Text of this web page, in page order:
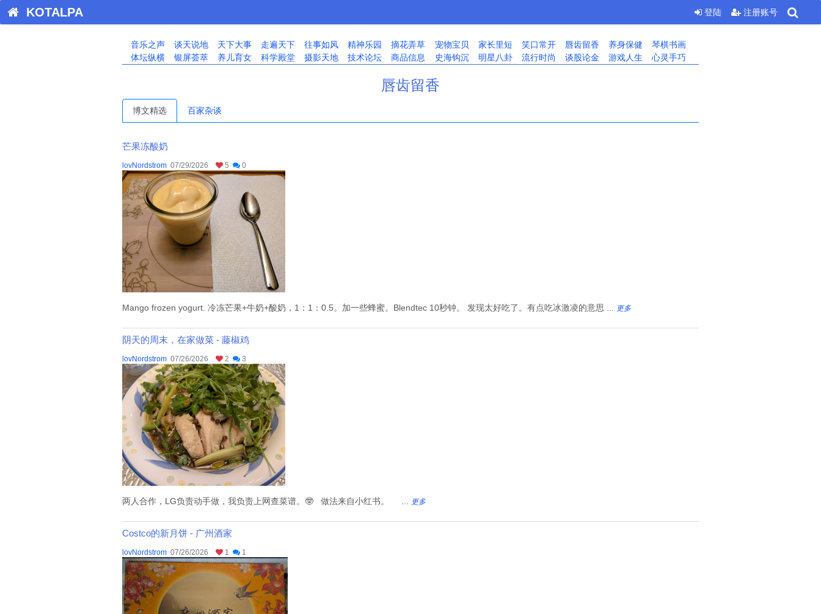
KOTALPA 登陆 注册账号
音乐之声 谈天说地 天下大事 走遍天下 往事如风 精神乐园 摘花弄草 宠物宝贝 家长里短 笑口常开 唇齿留香 养身保健
琴棋书画
体坛纵横
银屏荟萃 养儿育女 科学殿堂 摄影天地 技术论坛 商品信息 史海钩沉 明星八卦 流行时尚 谈股论金 游戏人生 心灵手巧
唇齿留香
博文精选 百家杂谈
芒果冻酸奶
lovNordstrom 07/29/2026 5 0
Mango frozen yogurt. 冷冻芒果+牛奶+酸奶，1：1：0.5。加一些蜂蜜。Blendtec 10秒钟。 发现太好吃了。有点吃冰激凌的意思 ... 更多
阴天的周末，在家做菜 - 藤椒鸡
lovNordstrom 07/26/2026 2 3
两人合作，LG负责动手做，我负责上网查菜谱。🤓 做法来自小红书。 ... 更多
Costco的新月饼 - 广州酒家
lovNordstrom 07/26/2026 1 1